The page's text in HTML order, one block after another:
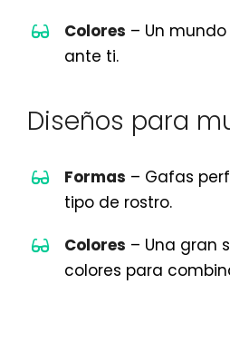
Colores – Un
ante ti.
Diseños para
Formas – Gafas
tipo de rostro.
Colores – Una gran
colores para